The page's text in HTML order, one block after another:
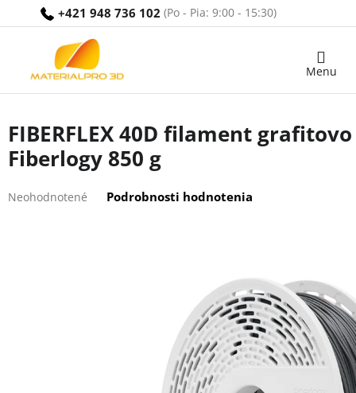
+421 948 736 102
Nákupný
FIBERFLEX 40D filament
Fiberlogy 850 g
hodnotenie
Neohodnotené Podrobnosti hodnotenia